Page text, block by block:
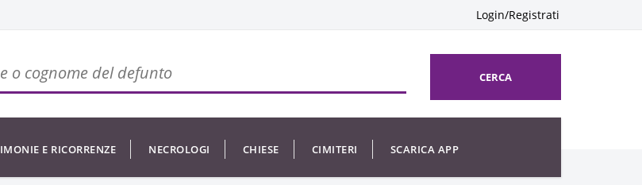
Login/Registrati
CERCA
E RICORRENZE NECROLOGI CHIESE CIMITERI SCARICA APP